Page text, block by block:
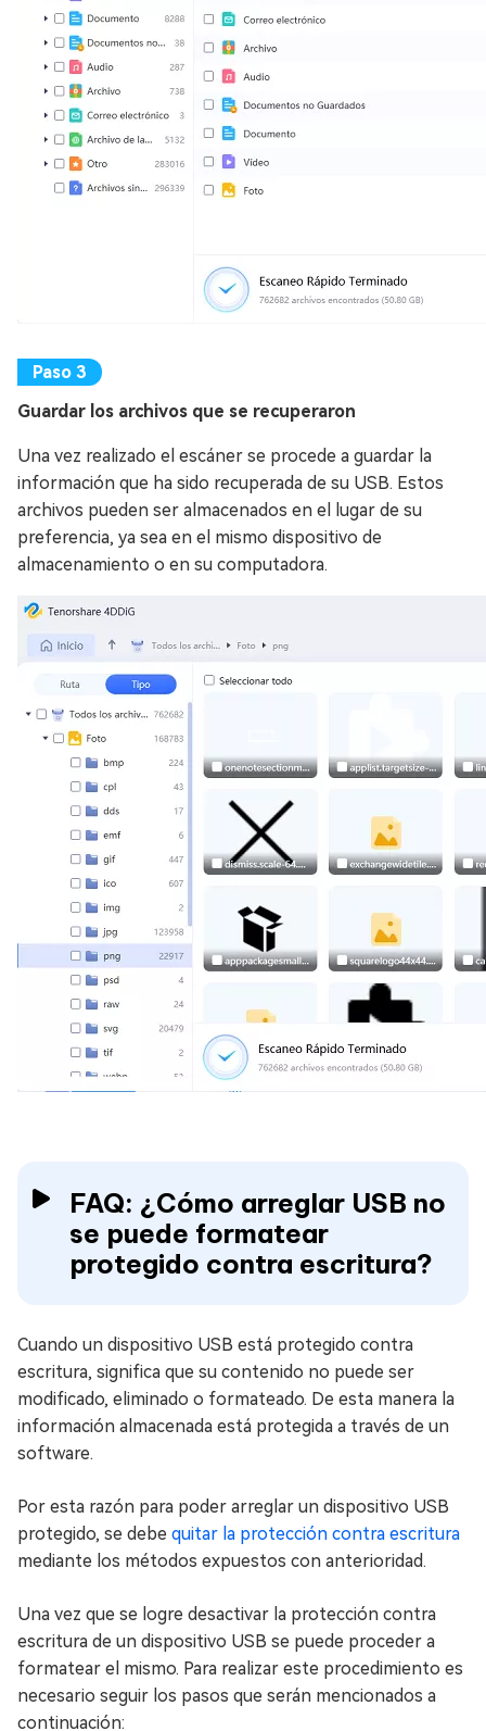
Guardar los archivos que se recuperaron
Una vez realizado el escáner se procede a guardar la
información que ha sido recuperada de su USB. Estos
archivos pueden ser almacenados en el lugar de su
preferencia, ya sea en el mismo dispositivo de
almacenamiento o en su computadora.
FAQ: ¿Cómo arreglar USB no
se puede formatear
protegido contra escritura?
Cuando un dispositivo USB está protegido contra
escritura, significa que su contenido no puede ser
modificado, eliminado o formateado. De esta manera la
información almacenada está protegida a través de un
software.
Por esta razón para poder arreglar un dispositivo USB
protegido, se debe quitar la protección contra escritura
mediante los métodos expuestos con anterioridad.
Una vez que se logre desactivar la protección contra
escritura de un dispositivo USB se puede proceder a
formatear el mismo. Para realizar este procedimiento es
necesario seguir los pasos que serán mencionados a
continuación: